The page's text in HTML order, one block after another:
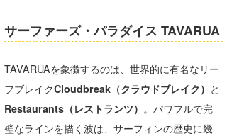
サーファーズ・パラダイス TAVARUA
TAVARUAを象徴するのは、世界的に有名なリー
フブレイクCloudbreak（クラウドブレイク） と
Restaurants（レストランツ） 。パワフルで完
璧なラインを描く波は、サーフィンの歴史に幾
Naoya Kimoto
mitsuteru Kamio
Yasunari Inoue
Yoshiyuki Obata
メディア
SURFMEDIA
Colors MAGAZINE
WAVAL
波伝説アンバサダー/プロライダー
福島寿実子
中浦“JET”章
波伝説スタッフ
☆加藤
波伝説